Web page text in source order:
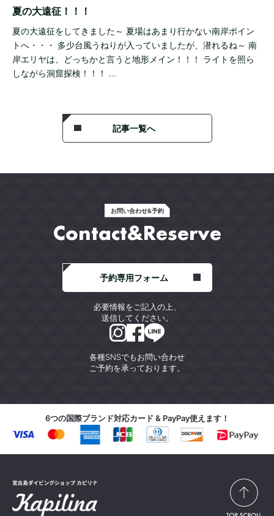
夏の大遠征！！！
夏の大遠征をしてきました～ 夏場はあまり行かない南岸ポイン
トへ・・・ 多少台風うねりが入っていましたが、潜れるね～ 南
岸エリヤは、どっちかと言うと地形メイン！！！ ライトを照ら
しながら洞窟探検！！！ …
記事一覧へ
お問い合わせ&予約
Contact&Reserve
各種SNSでもお問い合わせ
ご予約を承っております。
予約専用フォーム
必要情報をご記入の上、
送信してください。
6つの国際ブランド対応カード & PayPay使えます！